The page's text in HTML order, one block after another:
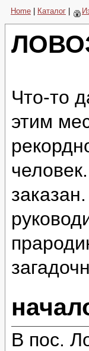
Home Каталог
Что-то
этим
В пос.